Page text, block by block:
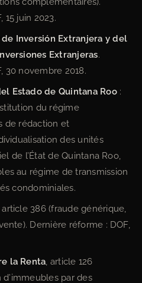
15 juin 2023.
Inversión Extranjera y del
Extranjeras.
30 novembre 2018.
Estado de Quintana Roo:
du régime
de rédaction et
des unités
de l’État de Quintana Roo,
au régime de transmission
condominiales.
article 386 (fraude générique,
Dernière réforme : DOF,
la Renta , article 126
d’immeubles par des